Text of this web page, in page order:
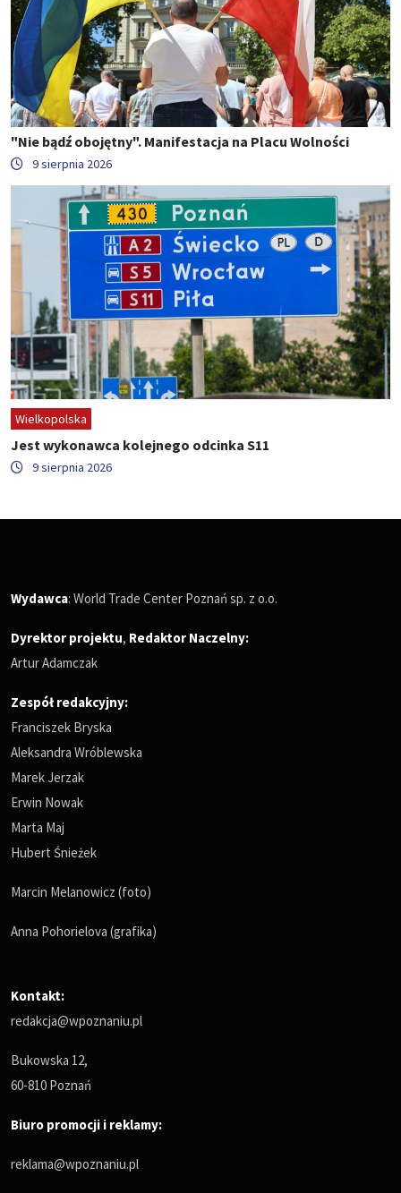
"Nie bądź obojętny". Manifestacja na Placu Wolności
9 sierpnia 2026
Wielkopolska
Jest wykonawca kolejnego odcinka S11
9 sierpnia 2026
Wydawca: World Trade Center Poznań sp. z o.o.
Dyrektor projektu, Redaktor Naczelny:
Artur Adamczak
Zespół redakcyjny:
Franciszek Bryska
Aleksandra Wróblewska
Marek Jerzak
Erwin Nowak
Marta Maj
Hubert Śnieżek
Marcin Melanowicz (foto)
Anna Pohorielova (grafika)
Kontakt:
redakcja@wpoznaniu.pl
Bukowska 12,
60-810 Poznań
Biuro promocji i reklamy:
reklama@wpoznaniu.pl